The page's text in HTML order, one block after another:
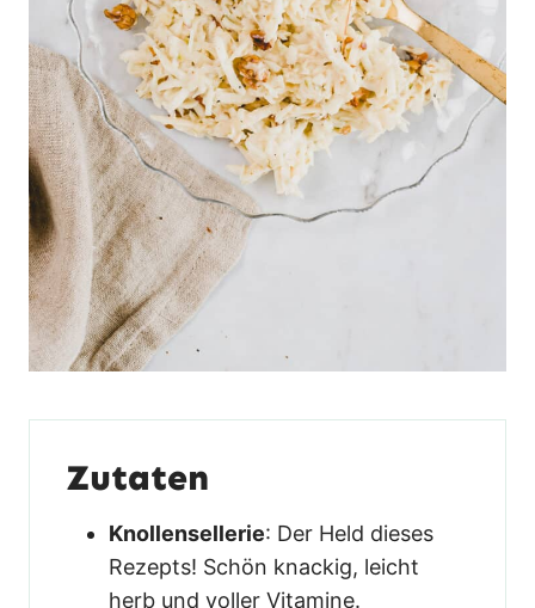
Zutaten
Knollensellerie: Der Held dieses
Rezepts! Schön knackig, leicht
herb und voller Vitamine.